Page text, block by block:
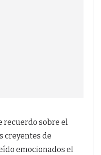
recuerdo sobre el
creyentes de
emocionados el